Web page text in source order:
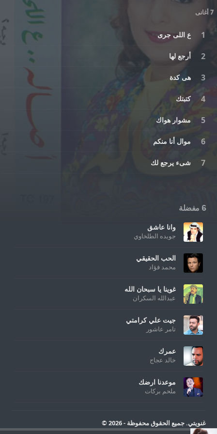
7 أغانى
ع اللى جرى
أرجع لها
هى كدة
كتبتك
مشوار هواك
موال أنا منكم
شىء يرجع لك
6 مفضلة
وانا عاشق
جويده الطلخاوي
الحب الحقيقي
محمد فؤاد
غوينا يا سبحان الله
عبدالله السكران
جيت علي كرامتي
تامر عاشور
عمرك
خالد عجاج
موعدنا ارضك
ملحم بركات
غنويتي. جميع الحقوق محفوظة - 2026 ©